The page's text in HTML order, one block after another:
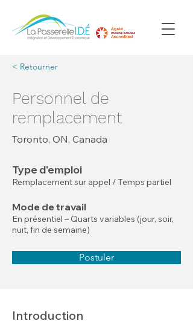
< Retourner
Personnel de
remplacement
Toronto, ON, Canada
Type d'emploi
Remplacement sur appel / Temps partiel
Mode de travail
En présentiel – Quarts variables (jour, soir,
nuit, fin de semaine)
Postuler
Introduction